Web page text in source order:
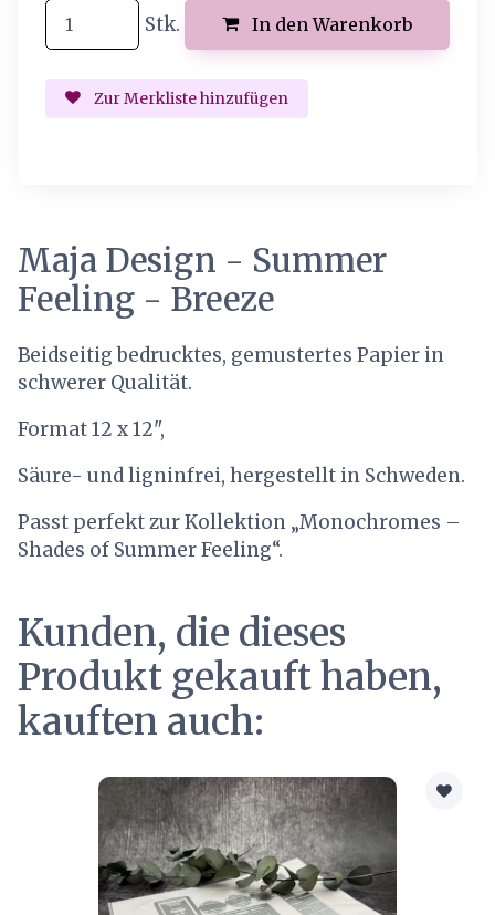
Stk. In den Warenkorb
Zur Merkliste hinzufügen
Maja Design - Summer
Feeling - Breeze
Beidseitig bedrucktes, gemustertes Papier in
schwerer Qualität.
Format 12 x 12",
Säure- und ligninfrei, hergestellt in Schweden.
Passt perfekt zur Kollektion „Monochromes –
Shades of Summer Feeling“.
Kunden, die dieses
Produkt gekauft haben,
kauften auch: